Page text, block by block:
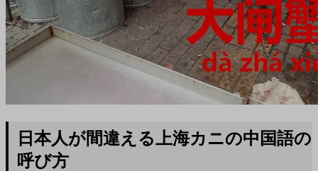
日本人が間違える上海カニの中国語の
呼び方